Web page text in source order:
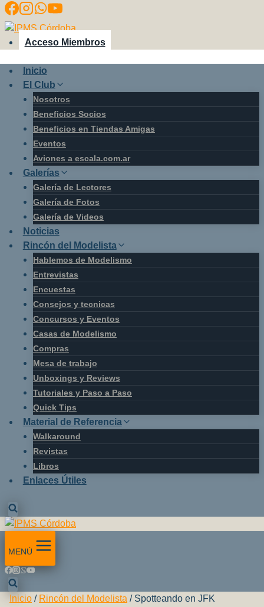
Saltar
al
contenido
Acceso Miembros
Inicio
El Club
Nosotros
Beneficios Socios
Beneficios en Tiendas Amigas
Eventos
Aviones a escala.com.ar
Galerías
Galería de Lectores
Galería de Fotos
Galería de Videos
Noticias
Rincón del Modelista
Hablemos de Modelismo
Entrevistas
Encuestas
Consejos y tecnicas
Concursos y Eventos
Casas de Modelismo
Compras
Mesa de trabajo
Unboxings y Reviews
Tutoriales y Paso a Paso
Quick Tips
Material de Referencia
Walkaround
Revistas
Libros
Enlaces Útiles
MENÚ
Inicio / Rincón del Modelista / Spotteando en JFK